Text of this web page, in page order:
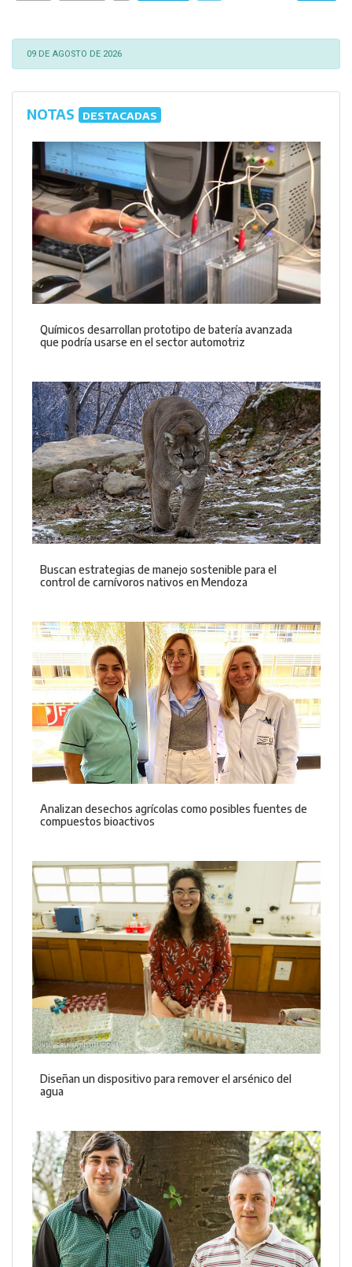
09 DE AGOSTO DE 2026
NOTAS DESTACADAS
Químicos desarrollan prototipo de batería avanzada
que podría usarse en el sector automotriz
Buscan estrategias de manejo sostenible para el
control de carnívoros nativos en Mendoza
Analizan desechos agrícolas como posibles fuentes de
compuestos bioactivos
Diseñan un dispositivo para remover el arsénico del
agua